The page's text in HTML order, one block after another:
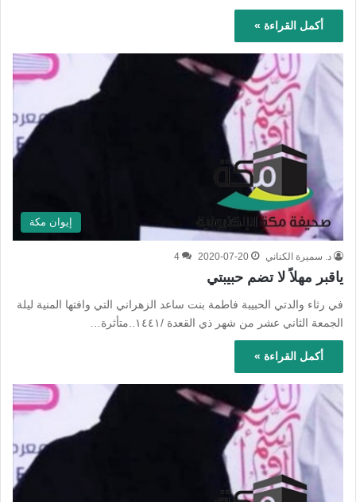
أكمل القراءة »
إيوان مكة
د. سميرة الكناني 2020-07-20
4
ياقبر مهلاً لا تضم حبيبتي
في رثاء والدتي الحبيبة فاطمة بنت ساعد الزهراني التي وافتها المنية ليلة
الجمعة الثاني عشر من شهر ذي القعدة /١٤٤١..متأثرة…
أكمل القراءة »